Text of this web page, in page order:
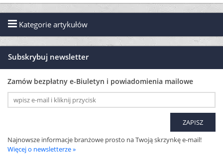
Kategorie artykułów
Subskrybuj newsletter
Zamów bezpłatny e-Biuletyn i powiadomienia mailowe
Najnowsze informacje branżowe prosto na Twoją skrzynkę e-mail!
Więcej o newsletterze »